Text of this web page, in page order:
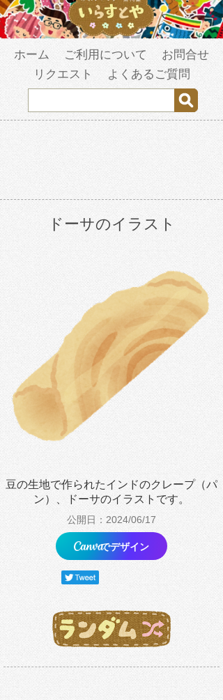
ホーム ご利用について
お問合せ
リクエスト
よくあるご質問
ドーサのイラスト
豆の生地で作られたインドのクレープ（パ
ン）、ドーサのイラストです。
公開日：2024/06/17
でデザイン